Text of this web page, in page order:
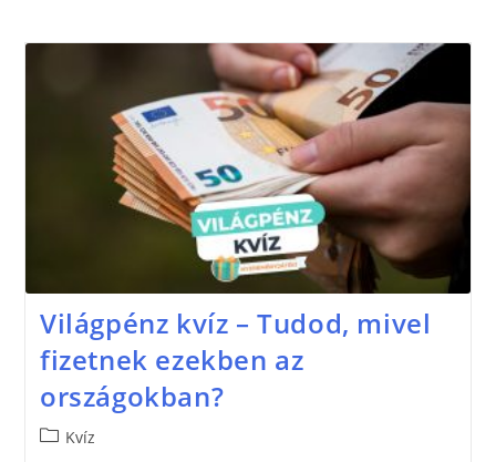
Világpénz kvíz – Tudod, mivel
fizetnek ezekben az
országokban?
Kvíz